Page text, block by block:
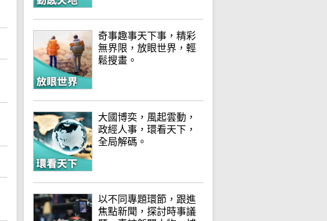
奇事趣事天下事，精彩
無界限，放眼世界，輕
鬆搜畫。
大國博奕，風起雲動，
政經人事，環看天下，
全局解碼。
以不同專題環節，跟進
焦點新聞，探討時事議